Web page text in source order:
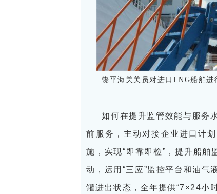
饶平海关关员对进口LNG船舶
如何在提升监管效能与服务
前服务，主动对接企业进口计
施，实现“即靠即检”，提升船舶
动，运用“三应”监控平台和油气
罐进出状态，全年提供“7×24小